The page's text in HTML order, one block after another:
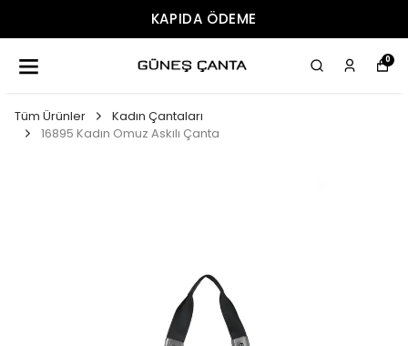
0
Tüm Ürünler
Kadın Çantaları
16895 Kadın Omuz Askılı Çanta